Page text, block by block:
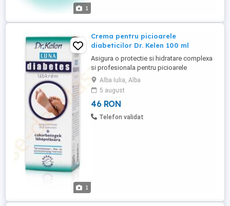
1
1
Crema pentru picioarele
diabeticilor Dr. Kelen 100 ml
Asigura o protectie si hidratare complexa
si profesionala pentru picioarele
perosanelor cu diabet zaharat. Ajuta la
reducerea sau evitarea diferitelor leziuni
sau complicatii mai severe ale pielii.
Substantele active, cum ar fi L - carnitina ,
niacinamida, ulei de arbore de ceai,
Alba Iulia, Alba
5 august
46 RON
Telefon validat